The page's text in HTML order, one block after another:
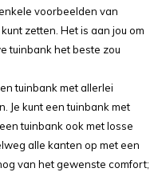
voorbeelden van
zetten. Het is aan jou om
tuinbank het beste zou
tuinbank met allerlei
Je kunt een tuinbank met
tuinbank ook met losse
alle kanten op met een
van het gewenste comfort;